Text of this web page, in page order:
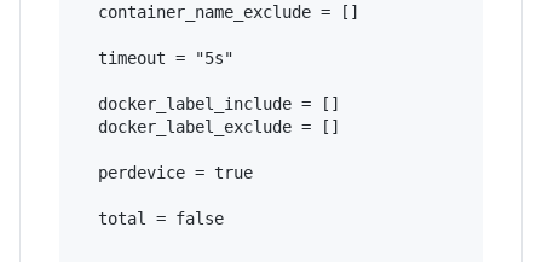
  container_name_exclude = []
  timeout = "5s"
  docker_label_include = []
  docker_label_exclude = []
  perdevice = true
  total = false